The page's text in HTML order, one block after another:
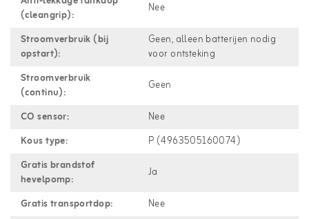
(cleangrip):
Nee
Stroomverbruik (bij
opstart):
Geen, alleen batterijen nodig
voor ontsteking
Stroomverbruik
(continu):
Geen
CO sensor:
Nee
Kous type:
P (4963505160074)
Gratis brandstof
hevelpomp:
Ja
Gratis transportdop:
Nee